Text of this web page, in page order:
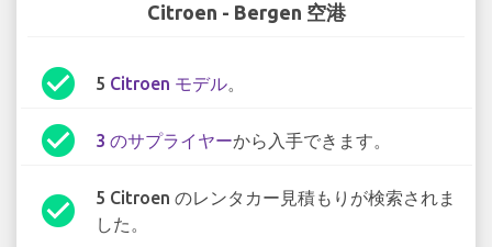
Citroen - Bergen 空港
check_circle 5 Citroen モデル。
check_circle 3 のサプライヤーから入手できます。
check_circle
5 Citroen のレンタカー見積もりが検索されま
した。